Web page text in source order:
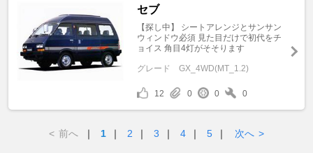
セブ
【探し中】 シートアレンジとサンサン
ウィンドウ必須 見た目だけで初代をチ
ョイス 角目4灯がそそります
グレード GX_4WD(MT_1.2)
12 0 0 0
< 前へ ｜ 1 ｜ 2 ｜ 3 ｜ 4 ｜ 5 ｜ 次へ >